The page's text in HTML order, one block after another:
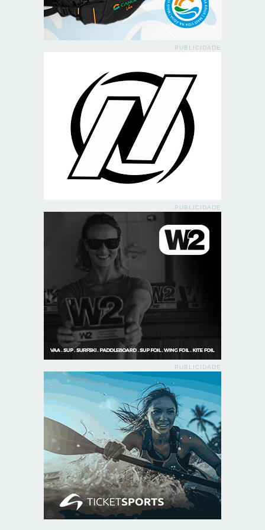
PUBLICIDADE
PUBLICIDADE
PUBLICIDADE